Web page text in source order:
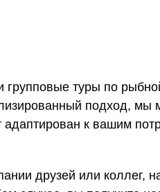
групповые туры по
подход, мы
адаптирован к вашим
друзей или коллег,